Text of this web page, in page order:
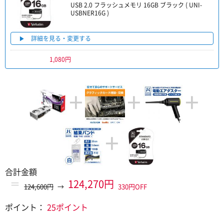
USB 2.0 フラッシュメモリ 16GB ブラック ( UNI-
USBNER16G )
詳細を見る・変更する
1,080円
+ +
+
+
合計金額
＝ 124,600円 → 124,270円 330円OFF
ポイント： 25ポイント